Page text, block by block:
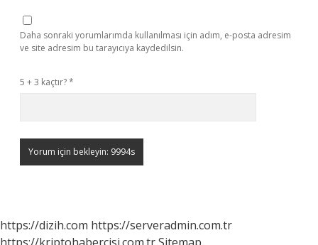
Daha sonraki yorumlarımda kullanılması için adım, e-posta adresim
ve site adresim bu tarayıcıya kaydedilsin.
5 + 3 kaçtır?*
https://dizih.com https://serveradmin.com.tr